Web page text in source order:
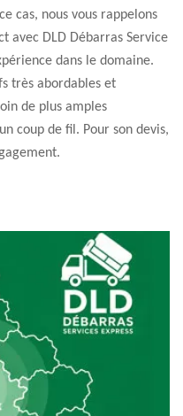
cas, nous vous rappelons
avec DLD Débarras Service
dans le domaine.
très abordables et
de plus amples
coup de fil. Pour son devis,